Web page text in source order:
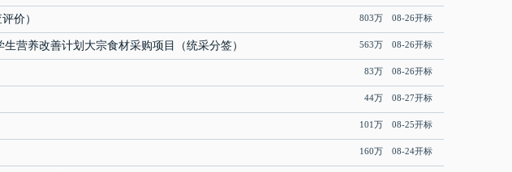
价） 803万 08-26开标
营养改善计划大宗食材采购项目（统采分签） 563万 08-26开标
83万 08-26开标
44万 08-27开标
101万 08-25开标
160万 08-24开标